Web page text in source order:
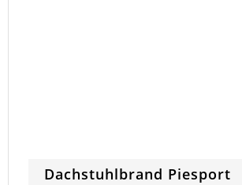
Dachstuhlbrand Piesport